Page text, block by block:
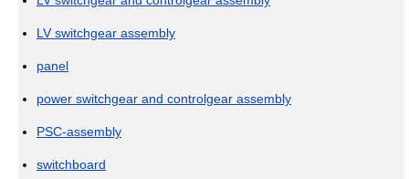
LV switchgear assembly
panel
power switchgear and controlgear assembly
PSC-assembly
switchboard